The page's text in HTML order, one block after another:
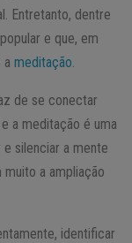
Entretanto, dentre
e que, em
a meditação.
de se conectar
a meditação é uma
silenciar a mente
muito a ampliação
identificar